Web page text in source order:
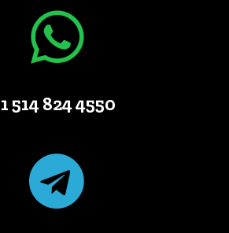
4550 824 514 1 +